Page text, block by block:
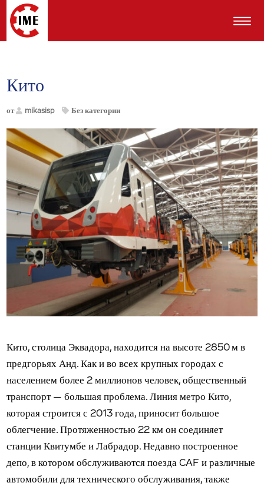
Кито
от mikasisp Без категории
Кито, столица Эквадора, находится на высоте 2850 м в
предгорьях Анд. Как и во всех крупных городах с
населением более 2 миллионов человек, общественный
транспорт — большая проблема. Линия метро Кито,
которая строится с 2013 года, приносит большое
облегчение. Протяженностью 22 км он соединяет
станции Квитумбе и Лабрадор. Недавно построенное
депо, в котором обслуживаются поезда CAF и различные
автомобили для технического обслуживания, также